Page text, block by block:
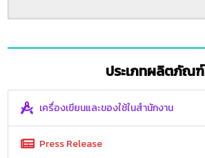
ประเภทผลิตภัณฑ์
เครื่องเขียนและของใช้ในสำนักงาน
Press Release